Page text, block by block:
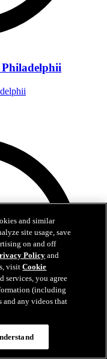
and similar
site usage, save
on and off
Policyand
visitCookie
services, you agree
(including
and any videos that